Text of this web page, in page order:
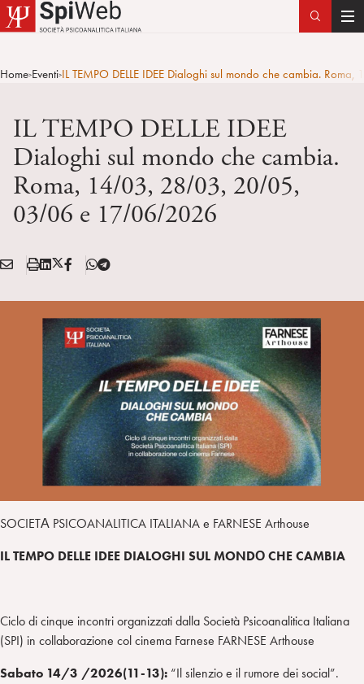
T
g
o
Home>Eventi>IL TEMPO DELLE IDEE Dialoghi sul mondo che cambia.
IL TEMPO DELLE IDEE
Dialoghi sul mondo che cambia.
Roma, 14/03, 28/03, 20/05,
03/06 e 17/06/2026
Condividi:
E
A
S
a
L
n
k
e
n
X
T
w
t
e
r
F
T
l
e
g
r
a
m
SOCIETА PSICOANALITICA ITALIANA e FARNESE Arthouse
IL TEMPO DELLE IDEE DIALOGHI SUL MONDО CHE CAMBIA
Ciclo di cinque incontri organizzati dalla Società Psicoanalitica Italiana
(SPI) in collaborazione col cinema Farnese FARNESE Arthouse
Sabato 14/3 /2026(11-13): “Il silenzio e il rumore dei social”.